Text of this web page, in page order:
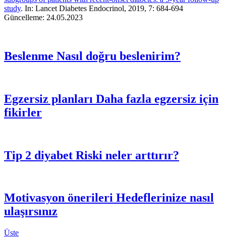
study. In: Lancet Diabetes Endocrinol, 2019, 7: 684-694
Güncelleme: 24.05.2023
Beslenme Nasıl doğru beslenirim?
Egzersiz planları Daha fazla egzersiz için
fikirler
Tip 2 diyabet Riski neler arttırır?
Motivasyon önerileri Hedeflerinize nasıl
ulaşırsınız
Üste